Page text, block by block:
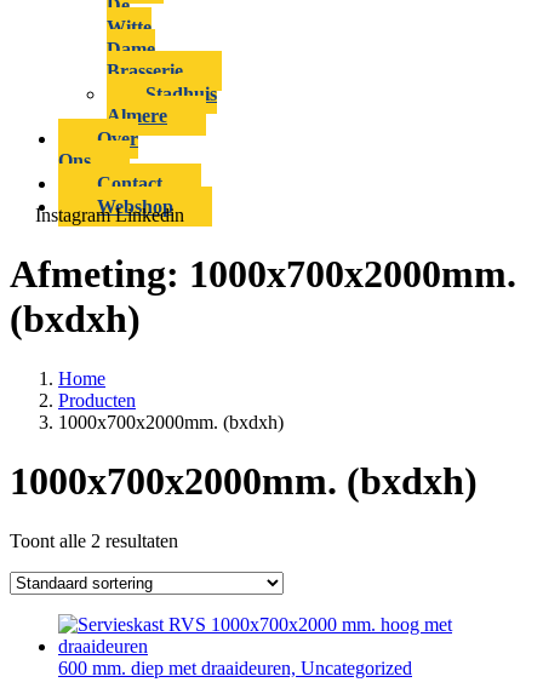
De
Witte
Dame
Brasserie
Stadhuis
Almere
Over
Ons
Contact
Webshop
Instagram Linkedin
Afmeting: 1000x700x2000mm.
(bxdxh)
Home
Producten
1000x700x2000mm. (bxdxh)
1000x700x2000mm. (bxdxh)
Toont alle 2 resultaten
600 mm. diep met draaideuren, Uncategorized